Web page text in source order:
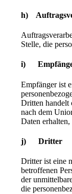
h)
Stelle, die
i)
Empfänger ist
Dritten handelt
nach dem
Daten
j) Dritter
Dritter ist eine
betroffenen
der
die